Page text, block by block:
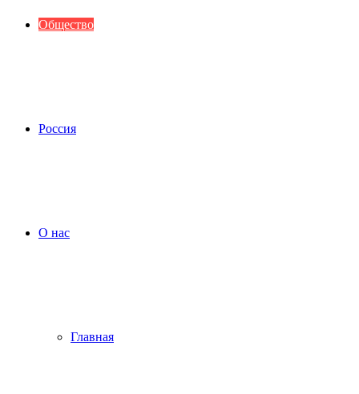
Общество
Россия
О нас
Главная